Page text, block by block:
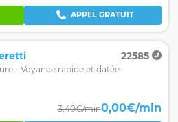
APPEL GRATUIT
22585
- Voyance rapide et datée
3,40€/min0,00€/min